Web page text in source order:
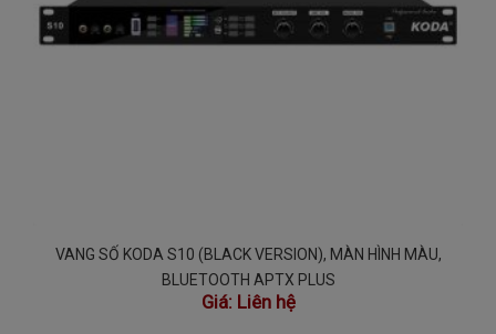
VANG SỐ KODA S10 (BLACK VERSION), MÀN HÌNH MÀU,
BLUETOOTH APTX PLUS
Giá: Liên hệ